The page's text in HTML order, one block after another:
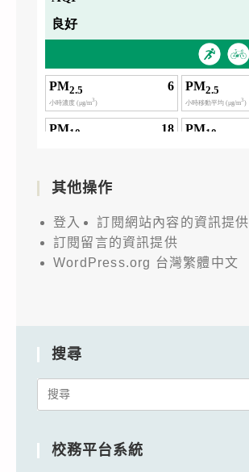
其他操作
登入
訂閱網站內容的資訊提供
訂閱留言的資訊提供
WordPress.org 台灣繁體中文
搜尋
Search
校務平台系統